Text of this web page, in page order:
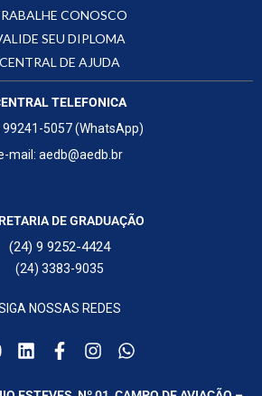
CONOSCO
SEU DIPLOMA
CENTRAL DE AJUDA
TELEFONICA
99241-5057 (WhatsApp)
mail: aedb@aedb.br
DE GRADUAÇÃO
(24) 9 9252-4424
(24) 3383-9035
NOSSAS REDES